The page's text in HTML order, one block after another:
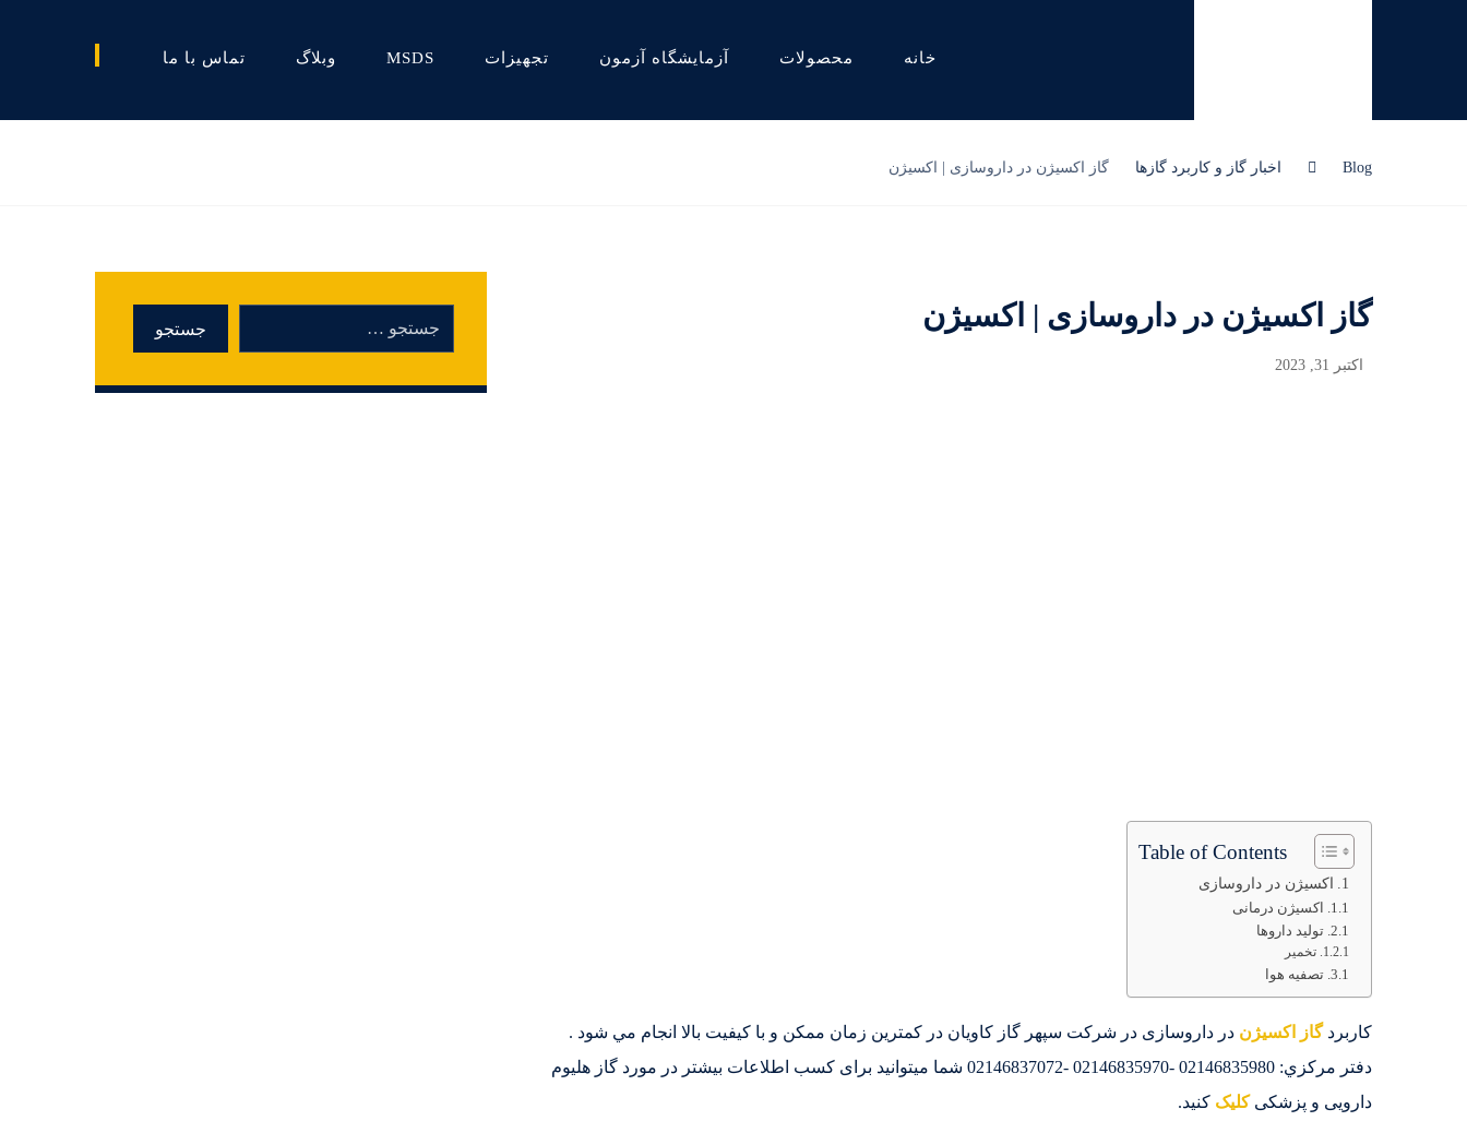
خانه محصولات آزمایشگاه آزمون تجهیزات MSDS وبلاگ تماس با ما
Blog اخبار گاز و کاربرد گازها گاز اکسیژن در داروسازی | اکسیژن
گاز اکسیژن در داروسازی | اکسیژن
اکتبر 31, 2023
Table of Contents
اکسیژن در داروسازی
اکسیژن درمانی
تولید داروها
تخمیر
تصفیه هوا
کاربردگاز اکسیژن در داروسازی در شرکت سپهر گاز کاويان در کمترين زمان ممکن و با کيفيت بالا انجام مي شود .
دفتر مرکزي: 02146835980 -02146835970 -02146837072 شما میتوانید برای کسب اطلاعات بیشتر در مورد گاز هلیوم
دارویی و پزشکیکلیک کنید.